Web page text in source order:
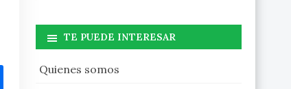
TE PUEDE INTERESAR
Quienes somos